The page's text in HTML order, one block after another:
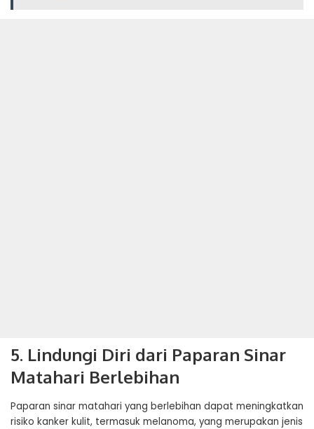
5. Lindungi Diri dari Paparan Sinar
Matahari Berlebihan
Paparan sinar matahari yang berlebihan dapat meningkatkan
risiko kanker kulit, termasuk melanoma, yang merupakan jenis